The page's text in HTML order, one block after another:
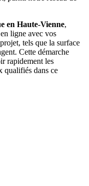
en Haute-Vienne,
ligne avec vos
tels que la surface
Cette démarche
rapidement les
qualifiés dans ce